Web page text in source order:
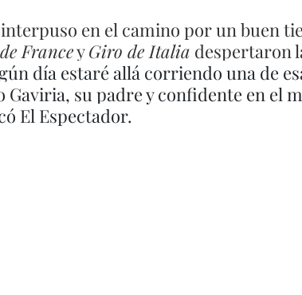
en el camino por un buen
France y Giro de Italia despertaron
día estaré allá corriendo una de
Gaviria, su padre y confidente en el
El Espectador.